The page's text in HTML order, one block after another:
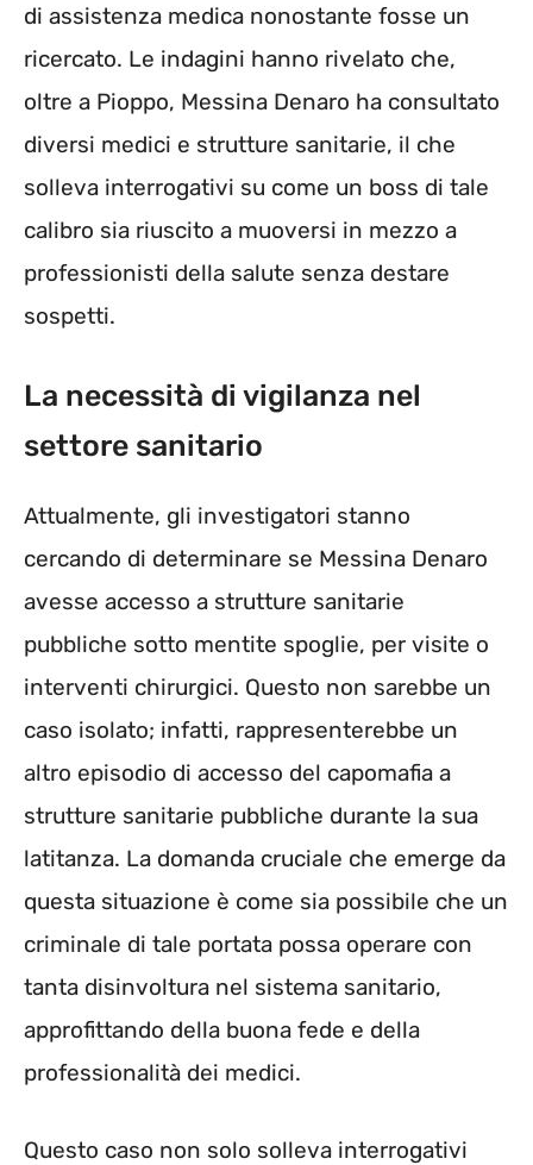
di assistenza medica nonostante fosse un
ricercato. Le indagini hanno rivelato che,
oltre a Pioppo, Messina Denaro ha consultato
diversi medici e strutture sanitarie, il che
solleva interrogativi su come un boss di tale
calibro sia riuscito a muoversi in mezzo a
professionisti della salute senza destare
sospetti.
La necessità di vigilanza nel
settore sanitario
Attualmente, gli investigatori stanno
cercando di determinare se Messina Denaro
avesse accesso a strutture sanitarie
pubbliche sotto mentite spoglie, per visite o
interventi chirurgici. Questo non sarebbe un
caso isolato; infatti, rappresenterebbe un
altro episodio di accesso del capomafia a
strutture sanitarie pubbliche durante la sua
latitanza. La domanda cruciale che emerge da
questa situazione è come sia possibile che un
criminale di tale portata possa operare con
tanta disinvoltura nel sistema sanitario,
approfittando della buona fede e della
professionalità dei medici.
Questo caso non solo solleva interrogativi